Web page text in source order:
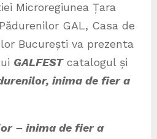
Microregiunea Țara
GAL, Casa de
București va prezenta
GALFESTcatalogul și
inima de fier a
– inima de fier a